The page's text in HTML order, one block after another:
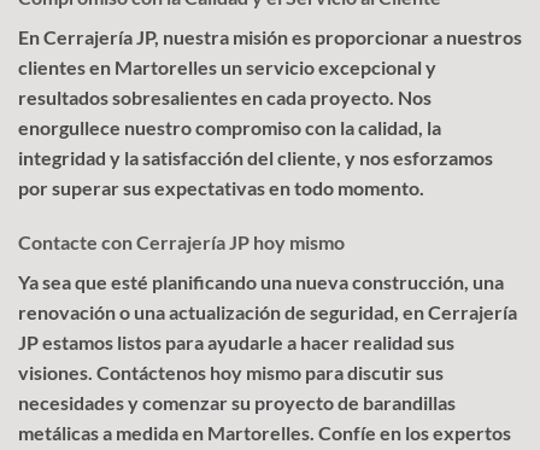
En Cerrajería JP, nuestra misión es proporcionar a nuestros
clientes en Martorelles un servicio excepcional y
resultados sobresalientes en cada proyecto. Nos
enorgullece nuestro compromiso con la calidad, la
integridad y la satisfacción del cliente, y nos esforzamos
por superar sus expectativas en todo momento.
Contacte con Cerrajería JP hoy mismo
Ya sea que esté planificando una nueva construcción, una
renovación o una actualización de seguridad, en Cerrajería
JP estamos listos para ayudarle a hacer realidad sus
visiones. Contáctenos hoy mismo para discutir sus
necesidades y comenzar su proyecto de barandillas
metálicas a medida en Martorelles. Confíe en los expertos